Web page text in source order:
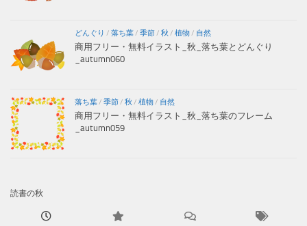
どんぐり / 落ち葉/ 季節/ 秋 / 植物/ 自然
商用フリー・無料イラスト_秋_落ち葉とどんぐり
_autumn060
落ち葉/ 季節/ 秋 / 植物/ 自然
商用フリー・無料イラスト_秋_落ち葉のフレーム
_autumn059
読書の秋